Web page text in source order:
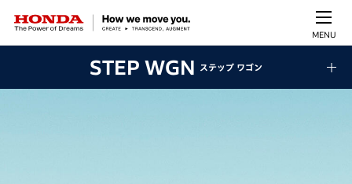
MENU
STEP WGN ステップ ワゴン